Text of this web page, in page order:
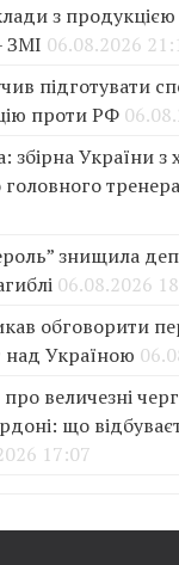
з продукцією
ЗМІ 06.08.2026
підготувати
проти РФ
збірна України з
тренера
знищила
06.08.2026
обговорити
над Україною
величезні
що
17:07